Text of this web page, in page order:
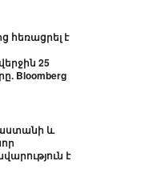
հեռացրել է
25
Bloomberg
և
է